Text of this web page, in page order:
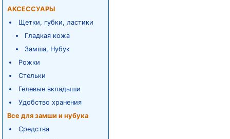
АКСЕССУАРЫ
Щетки, губки, ластики
Гладкая кожа
Замша, Нубук
Рожки
Стельки
Гелевые вкладыши
Удобство хранения
Все для замши и нубука
Средства